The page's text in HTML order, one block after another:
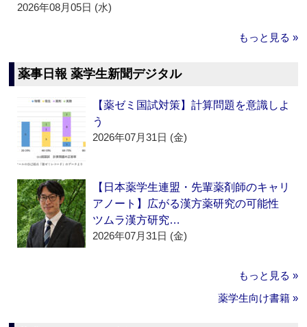
2026年08月05日 (水)
もっと見る »
薬事日報 薬学生新聞デジタル
【薬ゼミ国試対策】計算問題を意識しよ
う
2026年07月31日 (金)
【日本薬学生連盟・先輩薬剤師のキャリ
アノート】広がる漢方薬研究の可能性
ツムラ漢方研究…
2026年07月31日 (金)
もっと見る »
薬学生向け書籍 »